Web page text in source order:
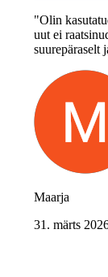
"Olin
uut ei
suurepäraselt
Maarja
31. märts